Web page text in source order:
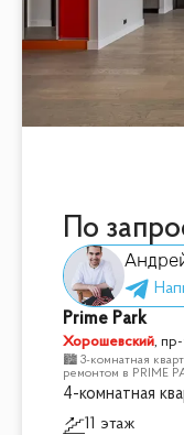
По
Prime Park
Хорошевский, пр-
🏙 3-комнатная
ремонтом в PRIME
4-комнатная
11 этаж